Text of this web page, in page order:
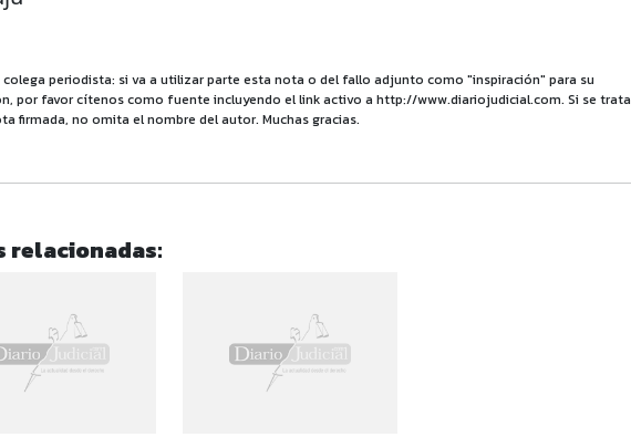
periodista: si va a utilizar parte esta nota o del fallo adjunto como "inspiración" para su
por favor cítenos como fuente incluyendo el link activo a http://www.diariojudicial.com. Si se trata
firmada, no omita el nombre del autor. Muchas gracias.
relacionadas: